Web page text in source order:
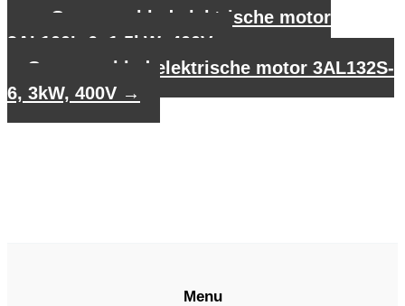
Gegevensblad elektrische motor
3AL100L-6, 1,5kW, 400V
Gegevensblad elektrische motor 3AL132S-
6, 3kW, 400V →
Menu